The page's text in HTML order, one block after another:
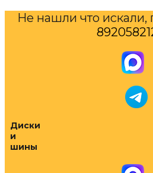
Не нашли что
Диски
и
шины